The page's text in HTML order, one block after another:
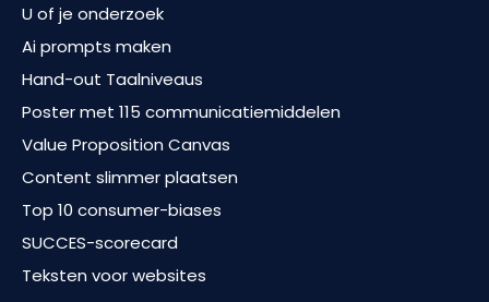
U of je onderzoek
Ai prompts maken
Hand-out Taalniveaus
Poster met 115 communicatiemiddelen
Value Proposition Canvas
Content slimmer plaatsen
Top 10 consumer-biases
SUCCES-scorecard
Teksten voor websites